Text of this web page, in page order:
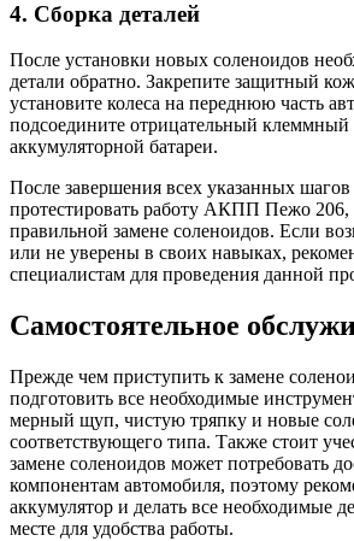
4. Сборка деталей
После установки новых соленоидов
детали обратно. Закрепите защитный
установите колеса на переднюю часть
подсоедините отрицательный
аккумуляторной батареи.
После завершения всех указанных шагов
протестировать работу АКПП Пежо 206,
правильной замене соленоидов. Если
или не уверены в своих навыках,
специалистам для проведения данной
Самостоятельное
Прежде чем приступить к замене
подготовить все необходимые
мерный щуп, чистую тряпку и новые
соответствующего типа. Также стоит
замене соленоидов может потребовать
компонентам автомобиля, поэтому
аккумулятор и делать все необходимые
месте для удобства работы.